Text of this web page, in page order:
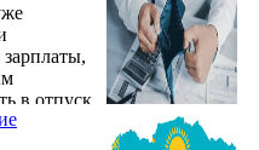
в отпуск.